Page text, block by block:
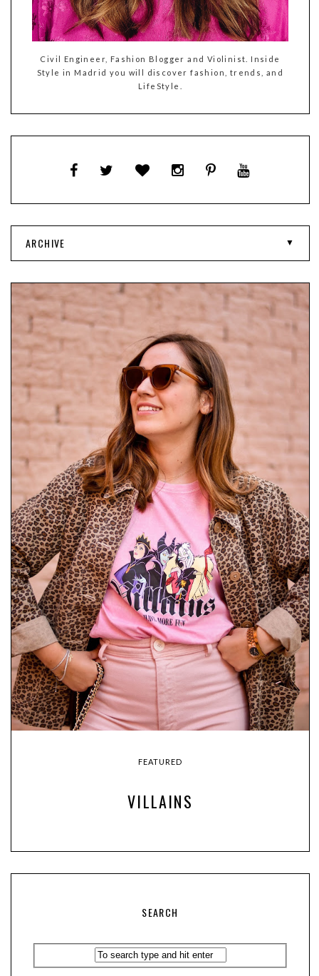
Civil Engineer, Fashion Blogger and Violinist. Inside
Style in Madrid you will discover fashion, trends, and
LifeStyle.
ARCHIVE
FEATURED
VILLAINS
SEARCH